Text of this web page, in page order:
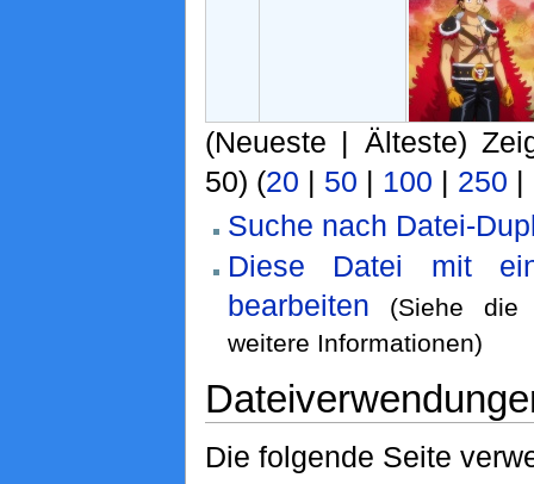
(Neueste | Älteste)
50) (20 | 50 | 100 | 250 |
Suche nach Datei-
Diese Datei mit
bearbeiten
(Siehe
weitere Informationen)
Die folgende Seite